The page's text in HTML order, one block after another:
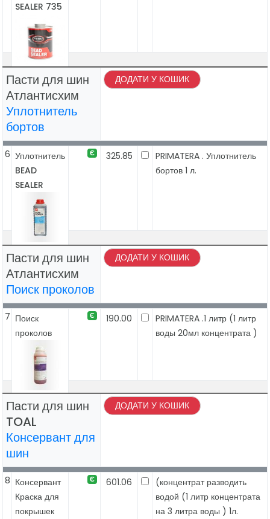
SEALER 735
Пасти для шин
Атлантисхим
Уплотнитель
бортов
ДОДАТИ У КОШИК
6 Уплотнитель
BEAD
SEALER
Є 325.85
PRIMATERA . Уплотнитель
бортов 1 л.
Пасти для шин
Атлантисхим
Поиск проколов
ДОДАТИ У КОШИК
7 Поиск
проколов
Є 190.00
PRIMATERA .1 литр (1 литр
воды 20мл концентрата )
Пасти для шин
TOAL
Консервант для
шин
ДОДАТИ У КОШИК
8 Консервант
Краска для
покрышек
Є 601.06
(концентрат разводить
водой (1 литр концентрата
на 3 литра воды ) 1л.